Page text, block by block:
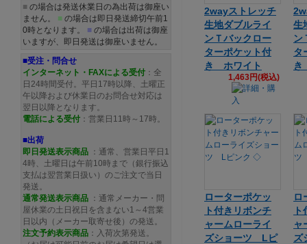
2wayストレッチ
生地ダブルライ
ンＴバックロー
ターポケット付
き ホワイト
1,463円(税込)
生
ン
タ
ローターポケッ
ト付きリボンチ
ャームローライ
ズショーツ Lピ
ロ
ャ
ズ
■ の場合は発送休業日の為出荷は御座い
ません。 ■ の場合は即日発送締切午前1
0時となります。 ■ の場合は出荷は御座
いますが、即日発送は御座いません。
■受注・問合せ
インターネット・FAXによる受付 ：全
日24時間受付。平日17時以降、土曜正
午以降および休業日のお問合せ対応は
翌日以降となります。
電話による受付 ：営業日11時～17時。
■出荷
即日発送表示商品 ：通常、営業日平日1
4時、土曜日は午前10時まで（銀行振込
支払は翌営業日扱い）のご注文で当日
発送。
通常発送表示商品 ：通常メーカー・問
屋休業の土日祝日を含まない1～4営業
日以内（メーカー取寄せ後）の発送。
注文予約表示商品 ：入荷次第発送。